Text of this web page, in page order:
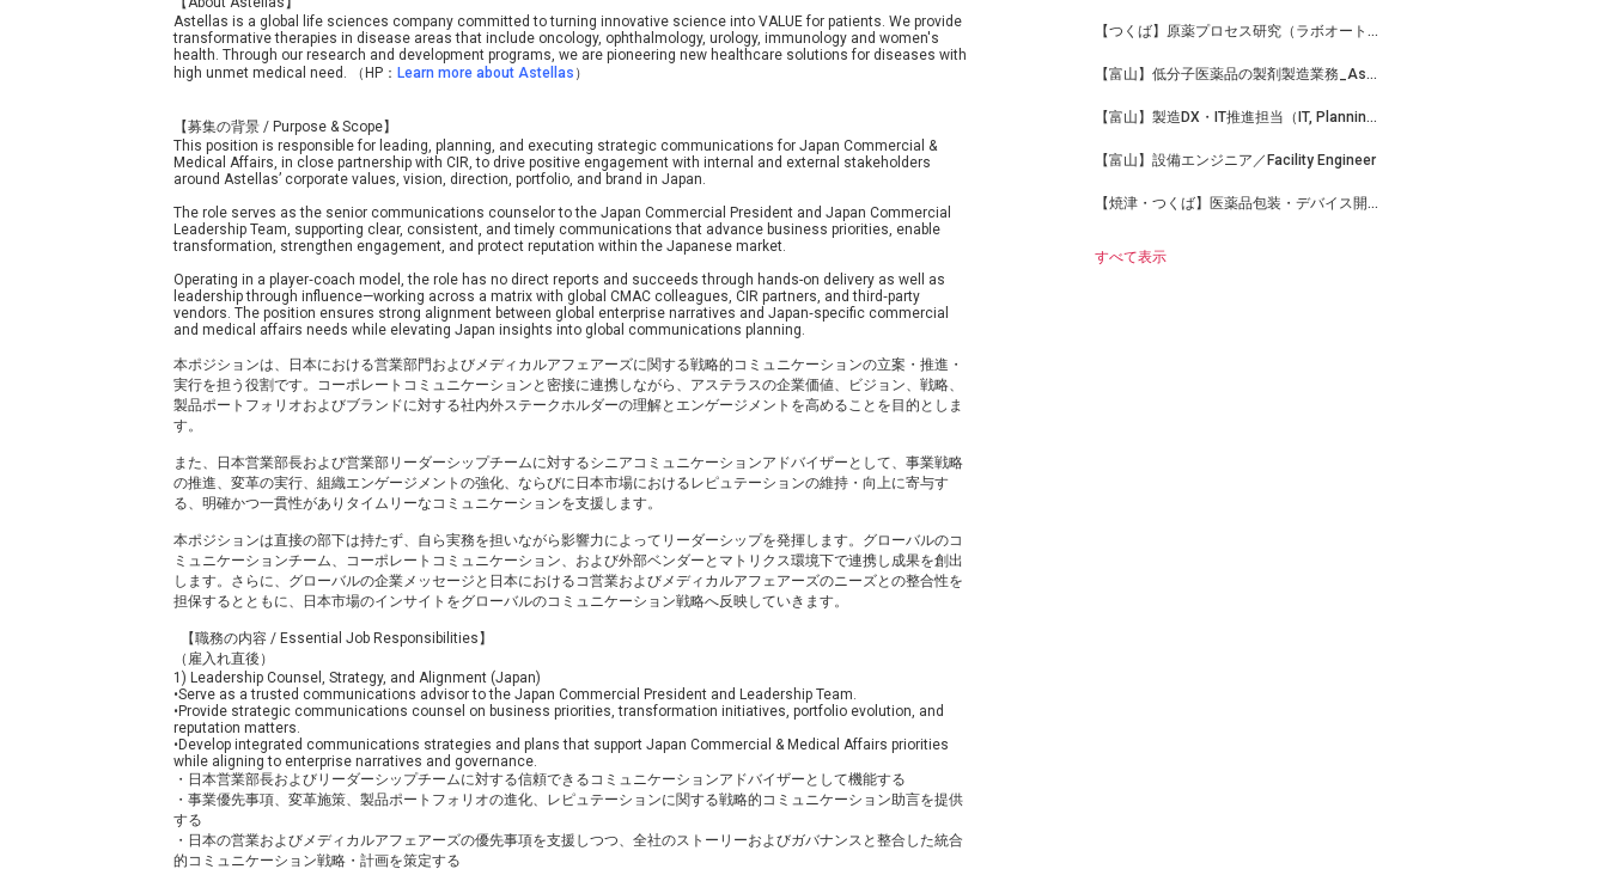
Astellas is a global life sciences company committed to turning innovative science into VALUE for patients. We provide
transformative therapies in disease areas that include oncology, ophthalmology, urology, immunology and women's
health. Through our research and development programs, we are pioneering new healthcare solutions for diseases with
high unmet medical need. （HP： Learn more about Astellas ）
【募集の背景 / Purpose & Scope】
This position is responsible for leading, planning, and executing strategic communications for Japan Commercial &
Medical Affairs, in close partnership with CIR, to drive positive engagement with internal and external stakeholders
around Astellas’ corporate values, vision, direction, portfolio, and brand in Japan.
The role serves as the senior communications counselor to the Japan Commercial President and Japan Commercial
Leadership Team, supporting clear, consistent, and timely communications that advance business priorities, enable
transformation, strengthen engagement, and protect reputation within the Japanese market.
Operating in a player‑coach model, the role has no direct reports and succeeds through hands-on delivery as well as
leadership through influence—working across a matrix with global CMAC colleagues, CIR partners, and third‑party
vendors. The position ensures strong alignment between global enterprise narratives and Japan‑specific commercial
and medical affairs needs while elevating Japan insights into global communications planning.
本ポジションは、日本における営業部門およびメディカルアフェアーズに関する戦略的コミュニケーションの立案・推進・
実行を担う役割です。コーポレートコミュニケーションと密接に連携しながら、アステラスの企業価値、ビジョン、戦略、
製品ポートフォリオおよびブランドに対する社内外ステークホルダーの理解とエンゲージメントを高めることを目的としま
す。
また、日本営業部長および営業部リーダーシップチームに対するシニアコミュニケーションアドバイザーとして、事業戦略
の推進、変革の実行、組織エンゲージメントの強化、ならびに日本市場におけるレピュテーションの維持・向上に寄与す
る、明確かつ一貫性がありタイムリーなコミュニケーションを支援します。
本ポジションは直接の部下は持たず、自ら実務を担いながら影響力によってリーダーシップを発揮します。グローバルのコ
ミュニケーションチーム、コーポレートコミュニケーション、および外部ベンダーとマトリクス環境下で連携し成果を創出
します。さらに、グローバルの企業メッセージと日本におけるコ営業およびメディカルアフェアーズのニーズとの整合性を
担保するとともに、日本市場のインサイトをグローバルのコミュニケーション戦略へ反映していきます。
【職務の内容 / Essential Job Responsibilities】
（雇入れ直後）
1) Leadership Counsel, Strategy, and Alignment (Japan)
•Serve as a trusted communications advisor to the Japan Commercial President and Leadership Team.
•Provide strategic communications counsel on business priorities, transformation initiatives, portfolio evolution, and
reputation matters.
•Develop integrated communications strategies and plans that support Japan Commercial & Medical Affairs priorities
while aligning to enterprise narratives and governance.
・日本営業部長およびリーダーシップチームに対する信頼できるコミュニケーションアドバイザーとして機能する
・事業優先事項、変革施策、製品ポートフォリオの進化、レピュテーションに関する戦略的コミュニケーション助言を提供
する
・日本の営業およびメディカルアフェアーズの優先事項を支援しつつ、全社のストーリーおよびガバナンスと整合した統合
的コミュニケーション戦略・計画を策定する
【つくば】原薬プロセス研究（ラボオートメーション）サイエンティスト
【富山】低分子医薬品の製剤製造業務_Asc, BioPharma Manufacturing
【富山】製造DX・IT推進担当（IT, Planning&Operation mng. Toyama-TC Bio-Mfg）
【富山】設備エンジニア／Facility Engineer
【焼津・つくば】医薬品包装・デバイス開発担当_Packaging & Device Development Scientist
すべて表示